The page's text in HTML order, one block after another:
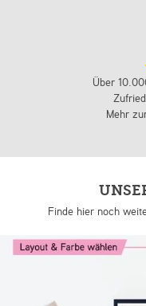
Über
Mehr
Finde hier noch